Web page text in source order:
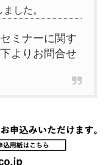
した。
ミナーに関す
よりお問合せ